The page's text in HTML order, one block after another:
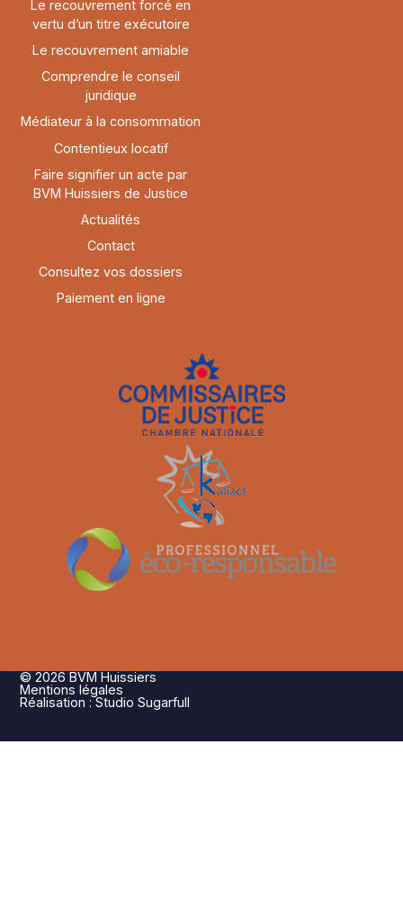
Le recouvrement forcé en
vertu d’un titre exécutoire
Le recouvrement amiable
Comprendre le conseil
juridique
Médiateur à la consommation
Contentieux locatif
Faire signifier un acte par
BVM Huissiers de Justice
Actualités
Contact
Consultez vos dossiers
Paiement en ligne
© 2026 BVM Huissiers
Mentions légales
Réalisation : Studio Sugarfull